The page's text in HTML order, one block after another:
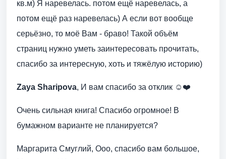
кв.м) Я наревелась. потом ещё наревелась, а
потом ещё раз наревелась) А если вот вообще
серьёзно, то моё Вам - браво! Такой объём
страниц нужно уметь заинтересовать прочитать,
спасибо за интересную, хоть и тяжёлую историю)
Zaya Sharipova, И вам спасибо за отклик ☺️❤️
Очень сильная книга! Спасибо огромное! В
бумажном варианте не планируется?
Маргарита Смуглий, Ооо, спасибо вам большое,